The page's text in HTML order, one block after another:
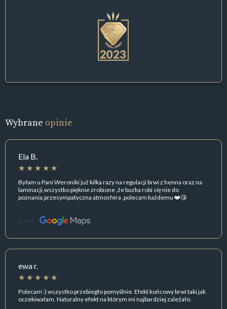
Wybrane opinie
Ela B.
Byłam u Pani Weroniki już kilka razy na regulacji brwi z henna oraz na
laminacji,wszystko pięknie zrobione ,że buzka robi się nie do
poznania,przesympatyczna atmosfera ,polecam każdemu ❤️😘
Źródło:
ewa r.
Polecam :) wszystko przebiegło pomyślnie. Efekt końcowy brwi taki jak
oczekiwałam. Naturalny efekt na którym mi najbardziej zależało.